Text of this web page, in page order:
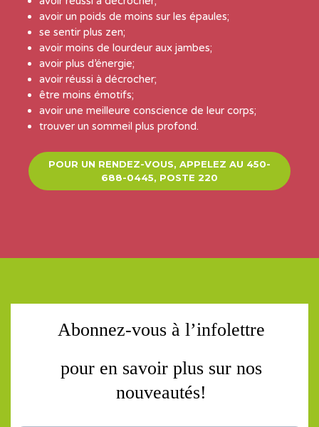
avoir un poids de moins sur les épaules;
se sentir plus zen;
avoir moins de lourdeur aux jambes;
avoir plus d’énergie;
avoir réussi à décrocher;
être moins émotifs;
avoir une meilleure conscience de leur corps;
trouver un sommeil plus profond.
POUR UN RENDEZ-VOUS, APPELEZ AU 450-
688-0445, POSTE 220